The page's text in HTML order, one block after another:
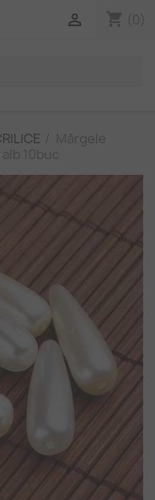
shopping_cart (0)

Mărgele
10buc